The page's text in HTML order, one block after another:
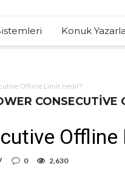
Konuk
Offline Limit nedir?
CONSECUTIVE
Offline
0 2,630